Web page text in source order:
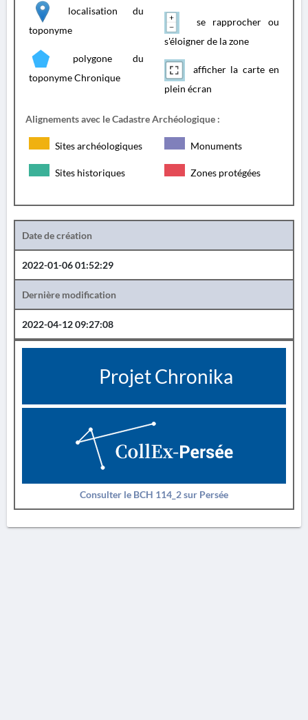
localisation du
toponyme
polygone du
toponyme Chronique
se rapprocher ou
s'éloigner de la zone
afficher la carte en
plein écran
Alignements avec le Cadastre Archéologique :
Sites archéologiques Monuments
Sites historiques Zones protégées
Date de création
2022-01-06 01:52:29
Dernière modification
2022-04-12 09:27:08
Projet Chronika
Consulter le BCH 114_2 sur Persée